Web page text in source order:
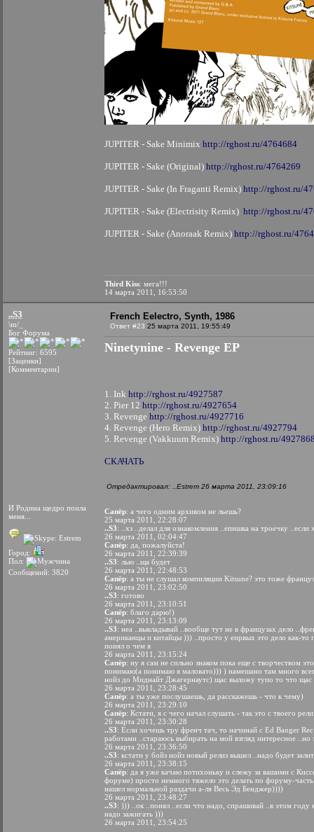
JUPITER - Sake Minimix http://rghost.ru/4764684
JUPITER - Sake (Original) http://rghost.ru/4764269
JUPITER - Sake (In Fraganti Remix) http://rghost.ru/
JUPITER - Sake (Electrisity Remix) http://rghost.ru/
JUPITER - Sake (Anoraak Remix) http://rghost.ru/
Third Kiss: мега!!!
14 марта 2011, 16:53:50
..S3
\m/_
Бог Форума
Рейтинг: 6595
[Заценки]
[Комментарии]
И Родина щедро поила
меня...
Город:
Пол:
Сообщений: 3820
French Eelectro, Synth, 1986
Ответ #23 25 марта 2011, 19:55:49
Ninetynine - Revenge EP
1. Ink http://rghost.ru/4927587
2. Pier 12 http://rghost.ru/4927654
3. Revenge http://rghost.ru/4927716
4. Revenge (Hero Remix) http://rghost.ru/4927794
5. Revenge (Vakkuum Remix) http://rghost.ru/
СКАЧАТЬ
Отредактировал: ..Estrem 26 марта 2011, 23:09:16
Сапёр: а чего одним архивом не льешь?
25 марта 2011, 22:28:07
..S3: ..хз ..делал для ознакомления ..епишка на троечку
26 марта 2011, 02:04:47
Сапёр: да, пожалуйста!
26 марта 2011, 22:39:39
..S3: лью ..ща будет
26 марта 2011, 22:48:53
Сапёр: а ты не слушал компиляции Kitsune? это тоже
26 марта 2011, 23:02:50
..S3: готово
26 марта 2011, 23:10:51
Сапёр: благо дарю!)
26 марта 2011, 23:13:09
..S3: неа ..выкладывай ..вообще тут не в французах дело
американцы и китайцы ))) ..просто у епрвых это дело как-то
понял о чем я
26 марта 2011, 23:15:24
Сапёр: ну я сам не сильно знаком пока еще с творчеством
понимаю(а понимаю я маловато))) ) намешано там много
нойз до Миднайт Джагернаутс) щас выложу тупо то что
26 марта 2011, 23:28:45
Сапёр: а ты уже послушаешь, да расскажешь - что к чему)
26 марта 2011, 23:29:10
Сапёр: Кстати, я с чего начал слушать - так это с твоего
26 марта 2011, 23:30:28
..S3: Если хочешь тру френч тач, то начинай с Ed Banger
работами ..стараюсь выбирать на мой взгляд интересное
26 марта 2011, 23:36:50
..S3: кстати у бойз нойз новый релиз вышел ..надо будет
26 марта 2011, 23:38:15
Сапёр: да я уже качаю потихоньку и слежу за вашими с
форуме) просто немного тяжело это делать по форуму-часть
нашел нормальной раздачи а-ля Весь Эд Бенджер))))
26 марта 2011, 23:48:27
..S3: ))) ..ок ..понял ..если что надо, спрашивай ..в этом году
надо зажигать )))
26 марта 2011, 23:54:25